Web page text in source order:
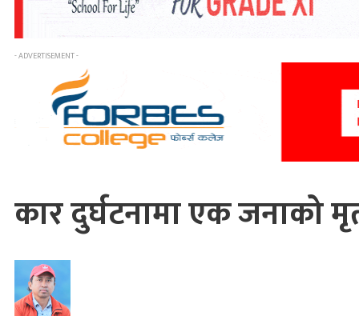
- ADVERTISEMENT -
कार दुर्घटनामा एक जनाको